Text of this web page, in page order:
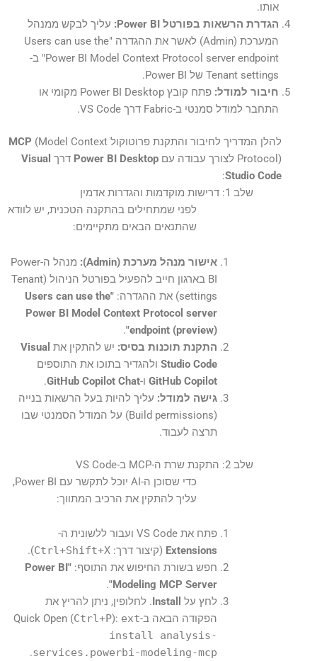
אותו.
הגדרת הרשאות בפורטל Power BI:
עליך לבקש ממנהל
המערכת (Admin) לאשר את ההגדרה "Users can use the
Power BI Model Context Protocol server endpoint" ב-
Tenant settings של Power BI.
חיבור למודל:
פתח קובץ Power BI Desktop מקומי או
התחבר למודל סמנטי ב-Fabric דרך VS Code.
להלן המדריך לחיבור והתקנת פרוטוקול MCP (Model Context
Protocol) לצורך עבודה עם
Power BI Desktop דרך Visual
Studio Code
:
שלב 1: דרישות מוקדמות והגדרות אדמין
לפני שמתחילים בהתקנה הטכנית, יש לוודא
שהתנאים הבאים מתקיימים:
אישור מנהל מערכת (Admin):
מנהל ה-Power
BI בארגון חייב להפעיל בפורטל הניהול (Tenant
settings) את ההגדרה:
"Users can use the
Power BI Model Context Protocol server
endpoint (preview)"
.
התקנת תוכנות בסיס: יש להתקין את Visual
Studio Code ולהגדיר בתוכו את התוספים
GitHub Copilot ו-GitHub Copilot Chat
.
גישה למודל: עליך להיות בעל הרשאות בנייה
(Build permissions) על המודל הסמנטי שבו
תרצה לעבוד.
שלב 2: התקנת שרת ה-MCP ב-VS Code
כדי שסוכן ה-AI יוכל לתקשר עם Power BI,
עליך להתקין את הרכיב המתווך:
פתח את VS Code ועבור ללשונית ה-
Extensions (קיצור דרך:Ctrl+Shift+X
).
חפש בשורת החיפוש את התוסף: "Power BI
Modeling MCP Server"
.
לחץ על
Install. לחלופין, ניתן להריץ את
הפקודה הבאה ב-Quick Open (
Ctrl+P): ext
install analysis-
services.powerbi-modeling-mcp
.